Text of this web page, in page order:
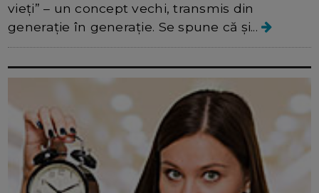
vieți” – un concept vechi, transmis din
generație în generație. Se spune că și...